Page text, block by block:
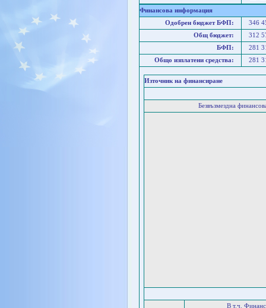
Финансова информация
Одобрен бюджет БФП:
346
Общ бюджет:
312
БФП:
281
Общо изплатени средства:
281
Източник на финансиране
Безвъзмездна
В т.ч.